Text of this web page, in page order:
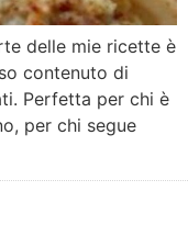
delle mie ricette è
contenuto di
Perfetta per chi è
per chi segue